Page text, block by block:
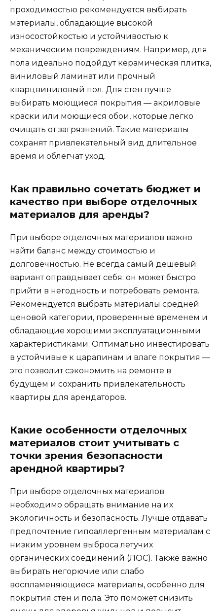
проходимостью рекомендуется выбирать
материалы, обладающие высокой
износостойкостью и устойчивостью к
механическим повреждениям. Например, для
пола идеально подойдут керамическая плитка,
виниловый ламинат или прочный
кварцвиниловый пол. Для стен лучше
выбирать моющиеся покрытия — акриловые
краски или моющиеся обои, которые легко
очищать от загрязнений. Такие материалы
сохранят привлекательный вид длительное
время и облегчат уход.
Как правильно сочетать бюджет и
качество при выборе отделочных
материалов для аренды?
При выборе отделочных материалов важно
найти баланс между стоимостью и
долговечностью. Не всегда самый дешевый
вариант оправдывает себя: он может быстро
прийти в негодность и потребовать ремонта.
Рекомендуется выбрать материалы средней
ценовой категории, проверенные временем и
обладающие хорошими эксплуатационными
характеристиками. Оптимально инвестировать
в устойчивые к царапинам и влаге покрытия —
это позволит сэкономить на ремонте в
будущем и сохранить привлекательность
квартиры для арендаторов.
Какие особенности отделочных
материалов стоит учитывать с
точки зрения безопасности
арендной квартиры?
При выборе отделочных материалов
необходимо обращать внимание на их
экологичность и безопасность. Лучше отдавать
предпочтение гипоаллергенным материалам с
низким уровнем выброса летучих
органических соединений (ЛОС). Также важно
выбирать негорючие или слабо
воспламеняющиеся материалы, особенно для
покрытия стен и пола. Это поможет снизить